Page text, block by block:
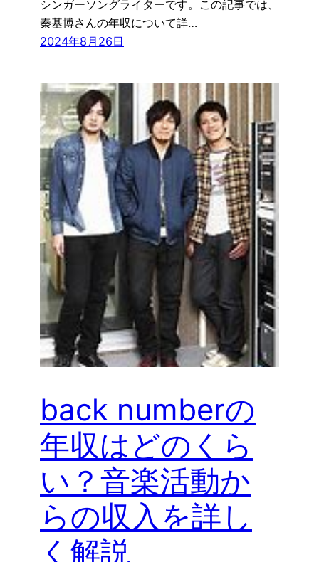
シンガーソングライターです。この記事では、
秦基博さんの年収について詳…
2024年8月26日
back numberの
年収はどのくら
い？音楽活動か
らの収入を詳し
く解説